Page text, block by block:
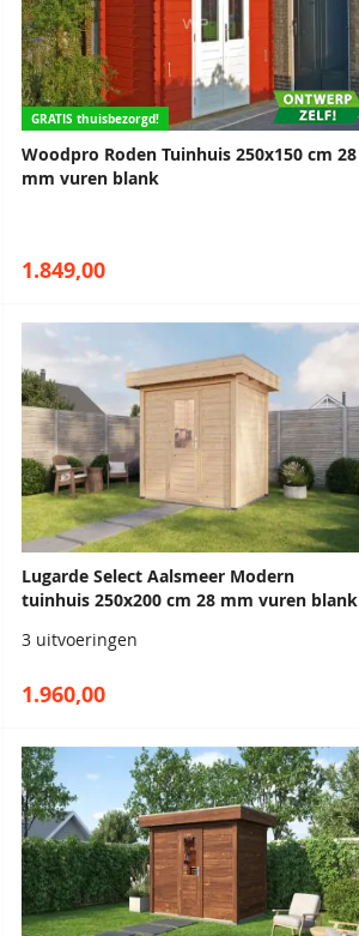
GRATIS thuisbezorgd!
Woodpro Roden Tuinhuis 250x150 cm 28
mm vuren blank
1.849,00
Lugarde Select Aalsmeer Modern
tuinhuis 250x200 cm 28 mm vuren blank
3 uitvoeringen
1.960,00